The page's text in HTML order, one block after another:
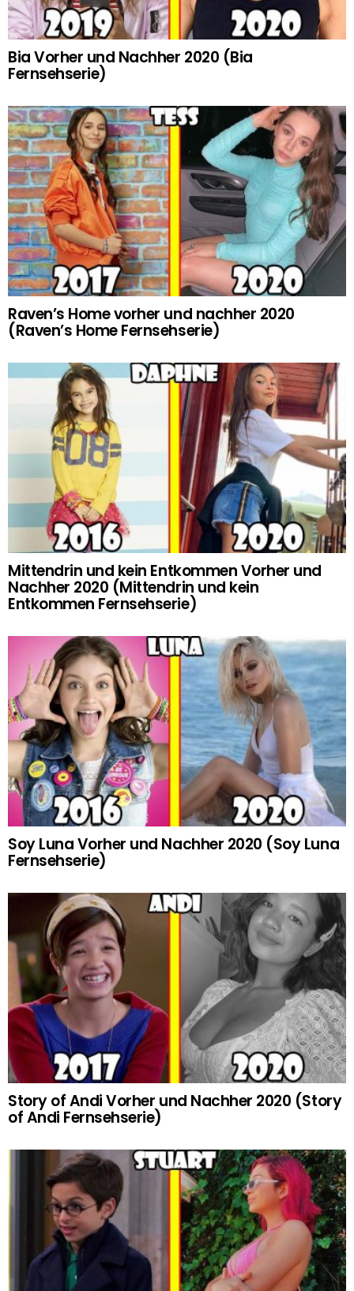
Bia Vorher und Nachher 2020 (Bia
Fernsehserie)
Raven’s Home vorher und nachher 2020
(Raven’s Home Fernsehserie)
Mittendrin und kein Entkommen Vorher und
Nachher 2020 (Mittendrin und kein
Entkommen Fernsehserie)
Soy Luna Vorher und Nachher 2020 (Soy Luna
Fernsehserie)
Story of Andi Vorher und Nachher 2020 (Story
of Andi Fernsehserie)